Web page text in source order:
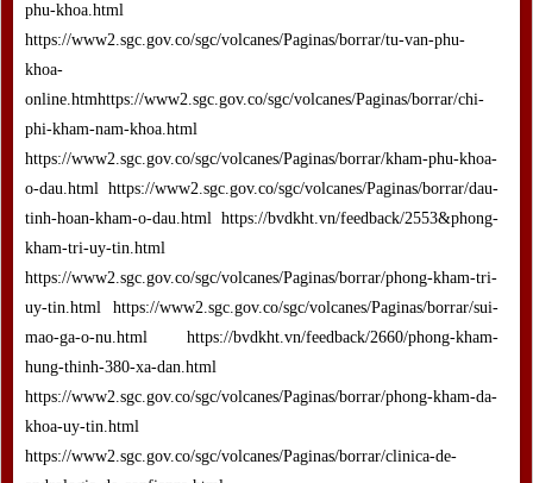
phu-khoa.html
https://www2.sgc.gov.co/sgc/volcanes/Paginas/borrar/tu-van-phu-
khoa-
online.htmhttps://www2.sgc.gov.co/sgc/volcanes/Paginas/borrar/chi-
phi-kham-nam-khoa.html
https://www2.sgc.gov.co/sgc/volcanes/Paginas/borrar/kham-phu-khoa-
o-dau.html https://www2.sgc.gov.co/sgc/volcanes/Paginas/borrar/dau-
tinh-hoan-kham-o-dau.html https://bvdkht.vn/feedback/2553&phong-
kham-tri-uy-tin.html
https://www2.sgc.gov.co/sgc/volcanes/Paginas/borrar/phong-kham-tri-
uy-tin.html https://www2.sgc.gov.co/sgc/volcanes/Paginas/borrar/sui-
mao-ga-o-nu.html https://bvdkht.vn/feedback/2660/phong-kham-
hung-thinh-380-xa-dan.html
https://www2.sgc.gov.co/sgc/volcanes/Paginas/borrar/phong-kham-da-
khoa-uy-tin.html
https://www2.sgc.gov.co/sgc/volcanes/Paginas/borrar/clinica-de-